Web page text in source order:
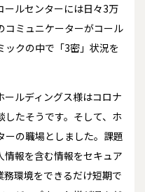
ールセンターには日々3万
コミュニケーターがコール
ックの中で「3密」状況を
ールディングス様はコロナ
たそうです。そして、ホ
ーの職場としました。課題
情報を含む情報をセキュア
環境をできるだけ短期で